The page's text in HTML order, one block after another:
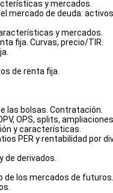
y mercados.
mercado de deuda:
y mercados.
fija. Curvas, precio/TIR.
de renta fija.
las bolsas. Contratación.
OPS, splits,
y características.
PER y rentabilidad por
de derivados.
de los mercados de futuros.